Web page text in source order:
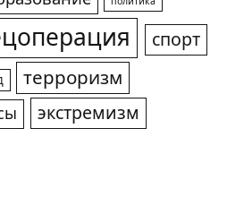
спорт
терроризм
экстремизм